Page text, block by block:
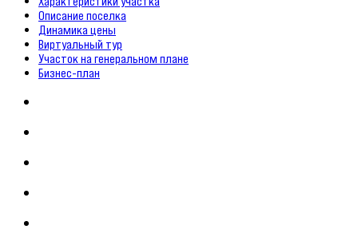
Описание поселка
Динамика цены
Виртуальный тур
Участок на генеральном плане
Бизнес-план